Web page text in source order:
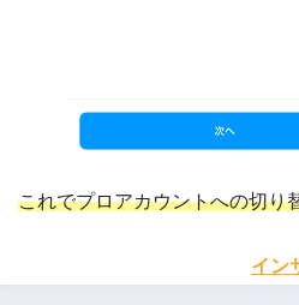
これでプロアカウントへの切り
イン